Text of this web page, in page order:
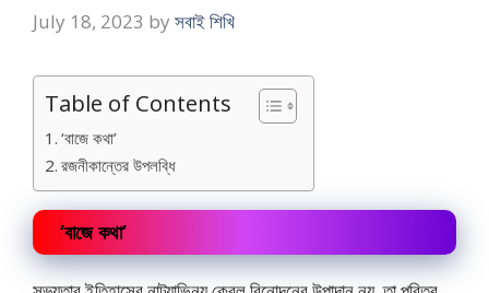
July 18, 2023 by সবাই শিখি
Table of Contents
‘বাজে কথা’
রজনীকান্তের উপলব্ধি
‘বাজে কথা’